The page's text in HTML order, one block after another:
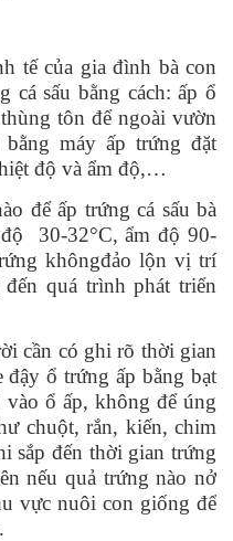
tế của gia đình bà con
cá sấu bằng cách: ấp ổ
tôn để ngoài vườn
máy ấp trứng đặt
độ và ẩm độ,…
để ấp trứng cá sấu bà
30-32°C, ẩm độ 90-
khôngđảo lộn vị trí
quá trình phát triển
cần có ghi rõ thời gian
ổ trứng ấp bằng bạt
ổ ấp, không để úng
chuột, rắn, kiến, chim
sắp đến thời gian trứng
nếu quả trứng nào nở
vực nuôi con giống để